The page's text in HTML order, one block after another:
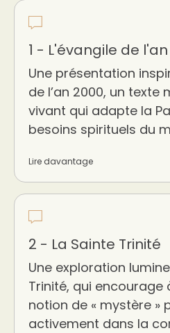
1 - L'évangile de
Une présentation
de l’an 2000, un texte
vivant qui adapte la
besoins spirituels du
Lire davantage
2 - La Sainte Trinité
Une exploration
Trinité, qui encourage
notion de « mystère »
activement dans la